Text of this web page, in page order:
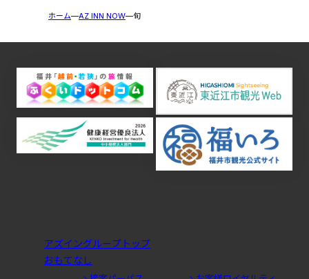
＃紅葉
越前ガニ
#イルミネーション
＃東近江
新メニュー
米原市
＃禁煙 ＃ひな人形
大府市
NELL
マットレス ツインルーム
ビジホ
福井駅 無料朝食
大浴場付き
どぶろくまつり
大野市 ひなまつり
桜
カップラーメン
ランブリング
アズイン半田インター
大浴場
ホーム AZ INN NOW 旬
アズイングループトップ
おもてなし